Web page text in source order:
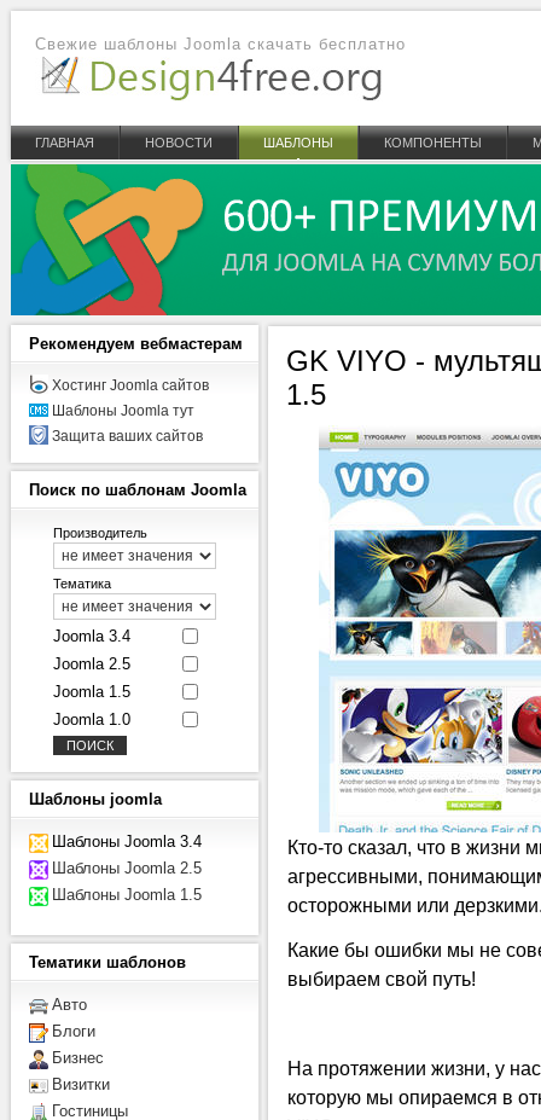
Свежие шаблоны Joomla скачать бесплатно
ГЛАВНАЯ НОВОСТИ ШАБЛОНЫ КОМПОНЕНТЫ
GK VIYO -
1.5
Кто-то сказал, что в
агрессивными,
осторожными или
Какие бы ошибки мы не
выбираем свой путь!
На протяжении жизни, у
которую мы опираемся в
Рекомендуем вебмастерам
Хостинг Joomla сайтов
Шаблоны Joomla тут
Защита ваших сайтов
Поиск по шаблонам Joomla
Производитель
Тематика
Joomla 3.4
Joomla 2.5
Joomla 1.5
Joomla 1.0
Шаблоны joomla
Шаблоны Joomla 3.4
Шаблоны Joomla 2.5
Шаблоны Joomla 1.5
Тематики шаблонов
Авто
Блоги
Бизнес
Визитки
Гостиницы